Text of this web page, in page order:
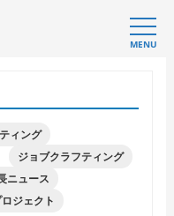
MENU
ィング
ジョブクラフティング
ニュース
ジェクト